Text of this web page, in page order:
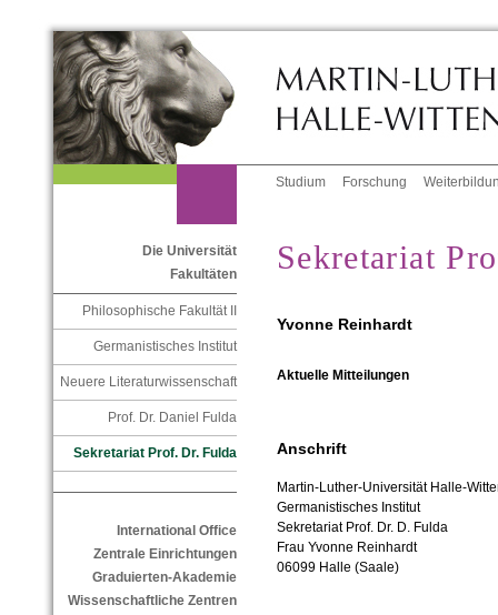
Studium Forschung
Die Universität
Fakultäten
Philosophische Fakultät II
Germanistisches Institut
Neuere Literaturwissenschaft
Prof. Dr. Daniel Fulda
Sekretariat Prof. Dr. Fulda
International Office
Zentrale Einrichtungen
Graduierten-Akademie
Wissenschaftliche Zentren
Sekretariat
Yvonne Reinhardt
Aktuelle Mitteilungen
Anschrift
Martin-Luther-Universität Halle-
Germanistisches Institut
Sekretariat Prof. Dr. D. Fulda
Frau Yvonne Reinhardt
06099 Halle (Saale)